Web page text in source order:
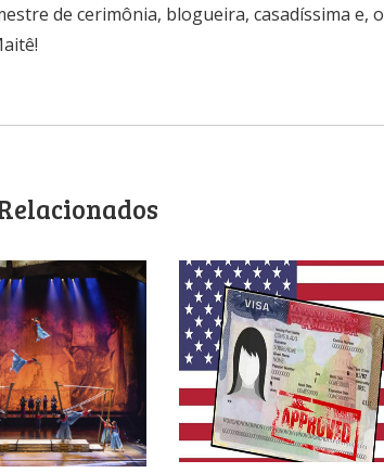
de cerimônia, blogueira, casadíssima e, o